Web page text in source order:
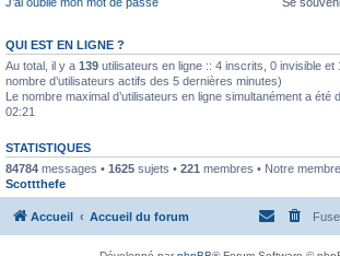
QUI EST EN LIGNE ?
Au total, il y a 139 utilisateurs en ligne :: 4 inscrits, 0 invisible et
nombre d’utilisateurs actifs des 5 dernières minutes)
Le nombre maximal d’utilisateurs en ligne simultanément a été
02:21
STATISTIQUES
84784 messages • 1625 sujets • 221 membres • Notre
Scottthefe
Accueil Accueil du forum